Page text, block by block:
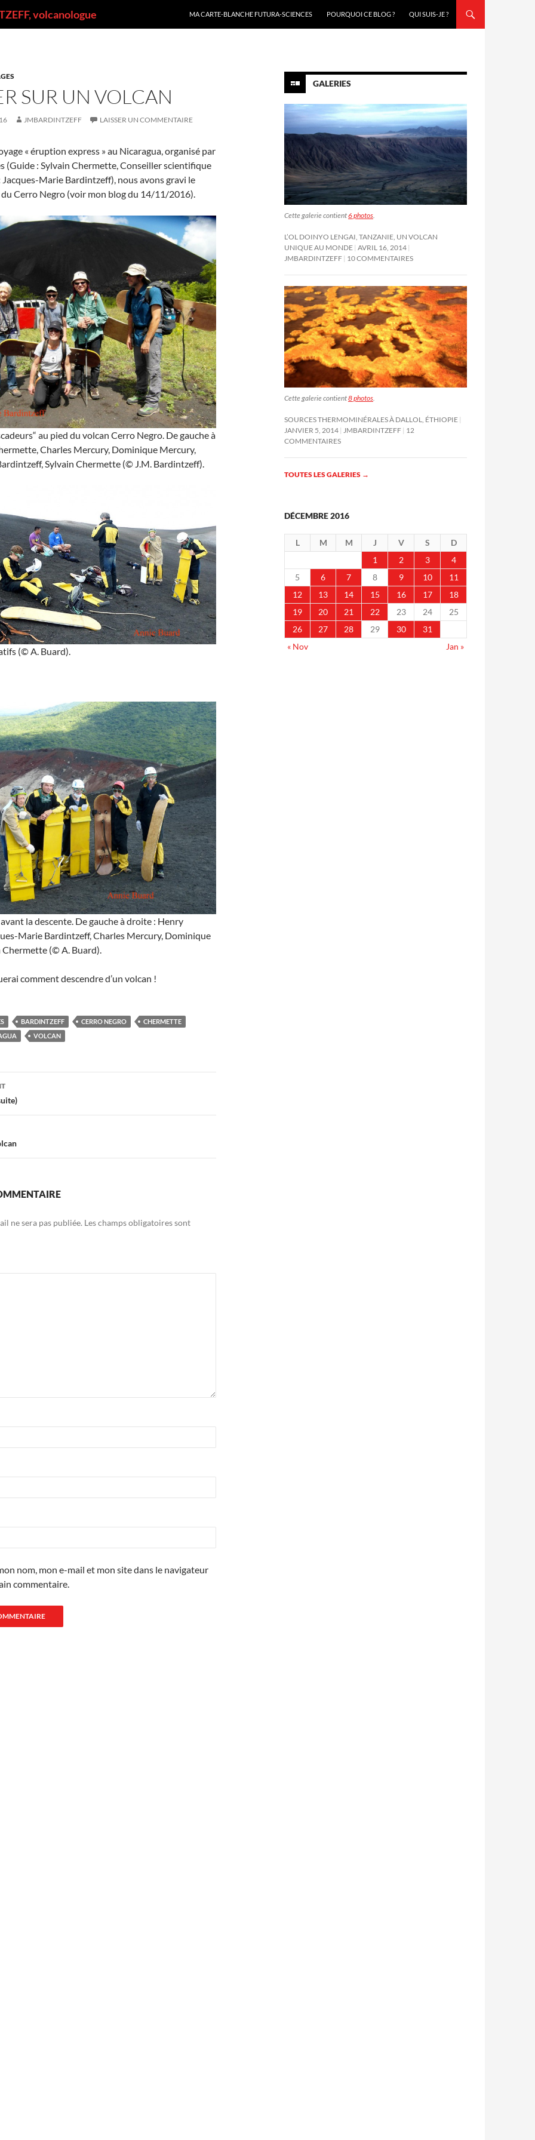
volcanologue
MA CARTE-BLANCHE FUTURA-SCIENCES
POURQUOI CE BLOG ? QUI SUIS-JE ?
SUR UN VOLCAN
JMBARDINTZEFF LAISSER UN COMMENTAIRE
« éruption express » au Nicaragua, organisé par
(Guide : Sylvain Chermette, Conseiller scientifique
Marie Bardintzeff), nous avons gravi le
Cerro Negro (voir mon blog du 14/11/2016).
au pied du volcan Cerro Negro. De gauche à
Charles Mercury, Dominique Mercury,
Sylvain Chermette (© J.M. Bardintzeff).
(© A. Buard).
la descente. De gauche à droite : Henry
Marie Bardintzeff, Charles Mercury, Dominique
(© A. Buard).
comment descendre d’un volcan !
BARDINTZEFF CERRO NEGRO
CHERMETTE
VOLCAN
ne sera pas publiée. Les champs obligatoires sont
nom, mon e-mail et mon site dans le navigateur
commentaire.
GALERIES
Cette galerie contient6 photos.
L’OL DOINYO LENGAI, TANZANIE, UN VOLCAN
UNIQUE AU MONDE AVRIL 16, 2014
JMBARDINTZEFF 10 COMMENTAIRES
Cette galerie contient8 photos
SOURCES THERMOMINÉRALES À DALLOL, ÉTHIOPIE
JANVIER 5, 2014
JMBARDINTZEFF 12
COMMENTAIRES
TOUTES LES GALERIES →
DÉCEMBRE 2016
L M M J V S
D
1
2 3
4
5
6 7 8 9 10
11
12
13 14 15 16 17
18
19
20 21 22 23 24
25
26
27 28 29 30
31
« Nov
Jan »